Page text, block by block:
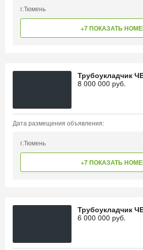
г.Тюмень
+7 ПОКАЗАТЬ
Трубоукладчик
8 000 000 руб.
Дата размещения объявления:
г.Тюмень
+7 ПОКАЗАТЬ
Трубоукладчик
6 000 000 руб.